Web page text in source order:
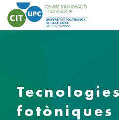
Tecnologies
fotòniques